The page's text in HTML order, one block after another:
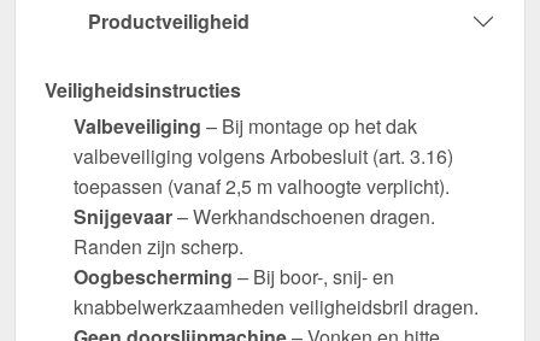
Productveiligheid
Veiligheidsinstructies
Valbeveiliging – Bij montage op het dak
valbeveiliging volgens Arbobesluit (art. 3.16)
toepassen (vanaf 2,5 m valhoogte verplicht).
Snijgevaar– Werkhandschoenen dragen.
Randen zijn scherp.
Oogbescherming – Bij boor-, snij- en
knabbelwerkzaamheden veiligheidsbril dragen.